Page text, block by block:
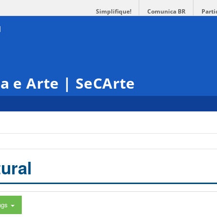
Simplifique! Comunica BR
e Arte | SeCArte